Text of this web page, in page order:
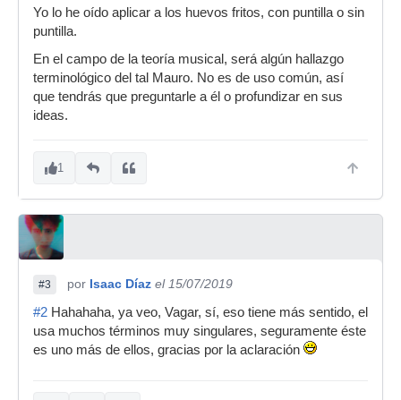
Yo lo he oído aplicar a los huevos fritos, con puntilla o sin
puntilla.
En el campo de la teoría musical, será algún hallazgo
terminológico del tal Mauro. No es de uso común, así
que tendrás que preguntarle a él o profundizar en sus
ideas.
1
#3 por Isaac Díaz el 15/07/2019
#2 Hahahaha, ya veo, Vagar, sí, eso tiene más sentido, el
usa muchos términos muy singulares, seguramente éste
es uno más de ellos, gracias por la aclaración